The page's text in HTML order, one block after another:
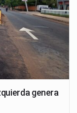
genera